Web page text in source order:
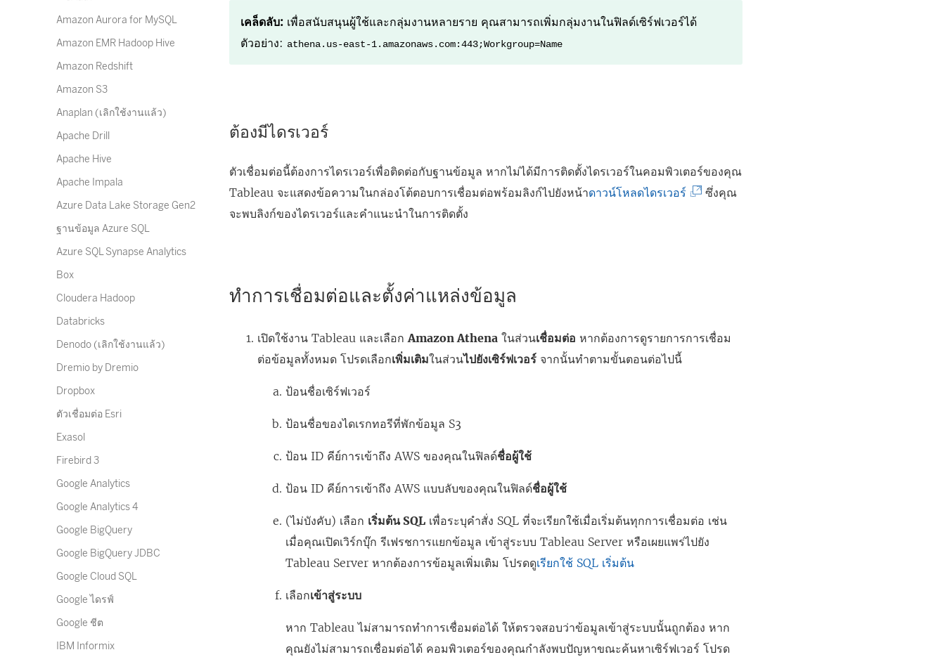
Amazon Aurora for MySQL
Amazon EMR Hadoop Hive
Amazon Redshift
Amazon S3
Anaplan (เลิกใช้งานแล้ว)
Apache Drill
Apache Hive
Apache Impala
Azure Data Lake Storage Gen2
ฐานข้อมูล Azure SQL
Azure SQL Synapse Analytics
Box
Cloudera Hadoop
Databricks
Denodo (เลิกใช้งานแล้ว)
Dremio by Dremio
Dropbox
ตัวเชื่อมต่อ Esri
Exasol
Firebird 3
Google Analytics
Google Analytics 4
Google BigQuery
Google BigQuery JDBC
Google Cloud SQL
Google ไดรฟ์
Google ชีต
IBM Informix
จ
ะ
ห
น้
ใ
ม่
)
เคล็ดลับ: เพื่อสนับสนุนผู้ใช้และกลุ่มงานหลายราย คุณสามารถเพิ่มกลุ่มงานในฟิลด์เซิร์ฟเวอร์ได้
ตัวอย่าง: athena.us-east-1.amazonaws.com:443;Workgroup=Name
ต้องมีไดรเวอร์
ตัวเชื่อมต่อนี้ต้องการไดรเวอร์เพื่อติดต่อกับฐานข้อมูล หากไม่ได้มีการติดตั้งไดรเวอร์ในคอมพิวเตอร์ของคุณ
Tableau จะแสดงข้อความในกล่องโต้ตอบการเชื่อมต่อพร้อมลิงก์ไปยังหน้าดาวน์โหลดไดรเวอร์ (
ปิ
ง
ใ
ซึ่งคุณ
จะพบลิงก์ของไดรเวอร์และคำแนะนำในการติดตั้ง
ทำการเชื่อมต่อและตั้งค่าแหล่งข้อมูล
เปิดใช้งาน Tableau และเลือกAmazon Athena ในส่วนเชื่อมต่อ หากต้องการดูรายการการเชื่อม
ต่อข้อมูลทั้งหมด โปรดเลือกเพิ่มเติมในส่วนไปยังเซิร์ฟเวอร์ จากนั้นทำตามขั้นตอนต่อไปนี้
ป้อนชื่อเซิร์ฟเวอร์
ป้อนชื่อของไดเรกทอรีที่พักข้อมูล S3
ป้อน ID คีย์การเข้าถึง AWS ของคุณในฟิลด์ชื่อผู้ใช้
ป้อน ID คีย์การเข้าถึง AWS แบบลับของคุณในฟิลด์ชื่อผู้ใช้
(ไม่บังคับ) เลือก เริ่มต้น SQL เพื่อระบุคำสั่ง SQL ที่จะเรียกใช้เมื่อเริ่มต้นทุกการเชื่อมต่อ เช่น
เมื่อคุณเปิดเวิร์กบุ๊ก รีเฟรชการแยกข้อมูล เข้าสู่ระบบ Tableau Server หรือเผยแพร่ไปยัง
Tableau Server หากต้องการข้อมูลเพิ่มเติม โปรดดูเรียกใช้ SQL เริ่มต้น
เลือกเข้าสู่ระบบ
หาก Tableau ไม่สามารถทำการเชื่อมต่อได้ ให้ตรวจสอบว่าข้อมูลเข้าสู่ระบบนั้นถูกต้อง หาก
คุณยังไม่สามารถเชื่อมต่อได้ คอมพิวเตอร์ของคุณกำลังพบปัญหาขณะค้นหาเซิร์ฟเวอร์ โปรด